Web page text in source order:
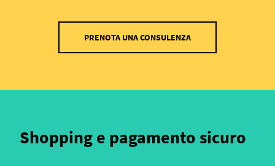
PRENOTA UNA CONSULENZA
Shopping e pagamento sicuro